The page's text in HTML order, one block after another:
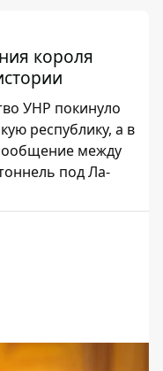
короля
УНР покинуло
республику, а в
между
под Ла-